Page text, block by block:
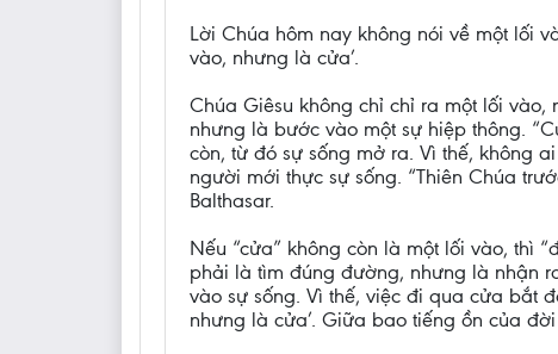
Lời Chúa hôm nay không nói về một lối
vào, nhưng là cửa’.
Chúa Giêsu không chỉ chỉ ra một lối
nhưng là bước vào một sự hiệp thông.
còn, từ đó sự sống mở ra. Vì thế, không
người mới thực sự sống. “Thiên Chúa
Balthasar.
Nếu “cửa” không còn là một lối vào, thì
phải là tìm đúng đường, nhưng là nhận
vào sự sống. Vì thế, việc đi qua cửa bắt
nhưng là cửa’. Giữa bao tiếng ồn của